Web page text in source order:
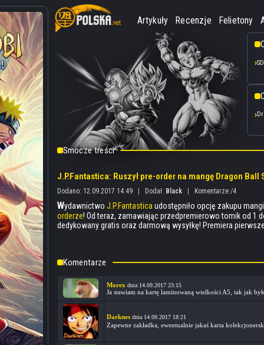
Artykuły Recenzje Felietony
Smocze treści
J.P.Fantastica: Ruszył pre-order na mangę Dragon Ball
Dodano: 12.09.2017 14:49 | Dodał: Black | Komentarze /4
Wydawnictwo J.P.Fantastica udostępniło opcję zakupu mangi
orderze! Od teraz, zamawiając przedpremierowo tomik od 1
dedykowany gratis oraz darmową wysyłkę! Premiera
Komentarze
Morex dnia 14.09.2017 23:15
Ja stawiam na kartę laminowaną wielkości A5, tak jak
Darknes dnia 14.09.2017 18:21
Zapewne zakładka, ewentualnie jakaś karta